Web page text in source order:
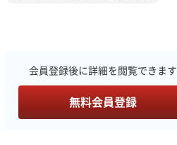
会員登録後に詳細を閲覧できます
無料会員登録